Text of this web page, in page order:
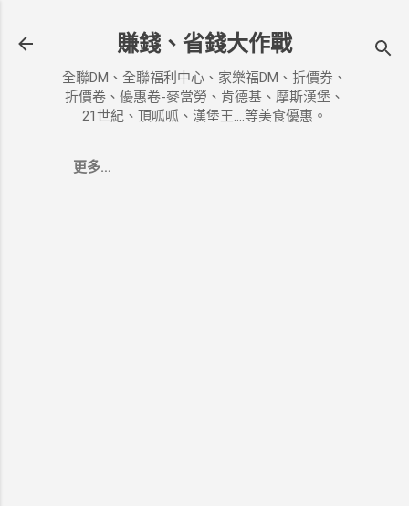
賺錢、省錢大作戰
全聯DM、全聯福利中心、家樂福DM、折價券、
折價卷、優惠卷-麥當勞、肯德基、摩斯漢堡、
21世紀、頂呱呱、漢堡王....等美食優惠。
更多…